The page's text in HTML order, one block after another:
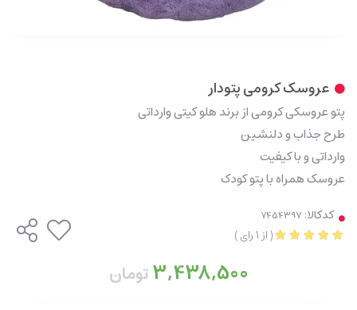
عروسک کرومی پتودار
پتو عروسکی کرومی از برند هلو کیتی وارداتی
طرح جذاب و دلنشین
وارداتی و با کیفیت
عروسک همراه با پتو کودک
کدکالا:
(از1رای)
3,438,500تومان